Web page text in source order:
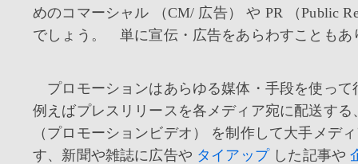
めのコマーシャル （CM/ 広告） や PR （Public
でしょう。 単に宣伝・広告をあらわすこともあ
プロモーションはあらゆる媒体・手段を使っ
例えばプレスリリースを各メディア宛に配送する
（プロモーションビデオ） を制作して大手メデ
す、新聞や雑誌に広告や タイアップした記事や